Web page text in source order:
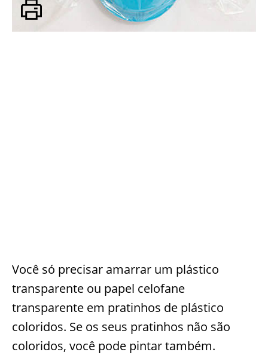
Você só precisar amarrar um plástico
transparente ou papel celofane
transparente em pratinhos de plástico
coloridos. Se os seus pratinhos não são
coloridos, você pode pintar também.